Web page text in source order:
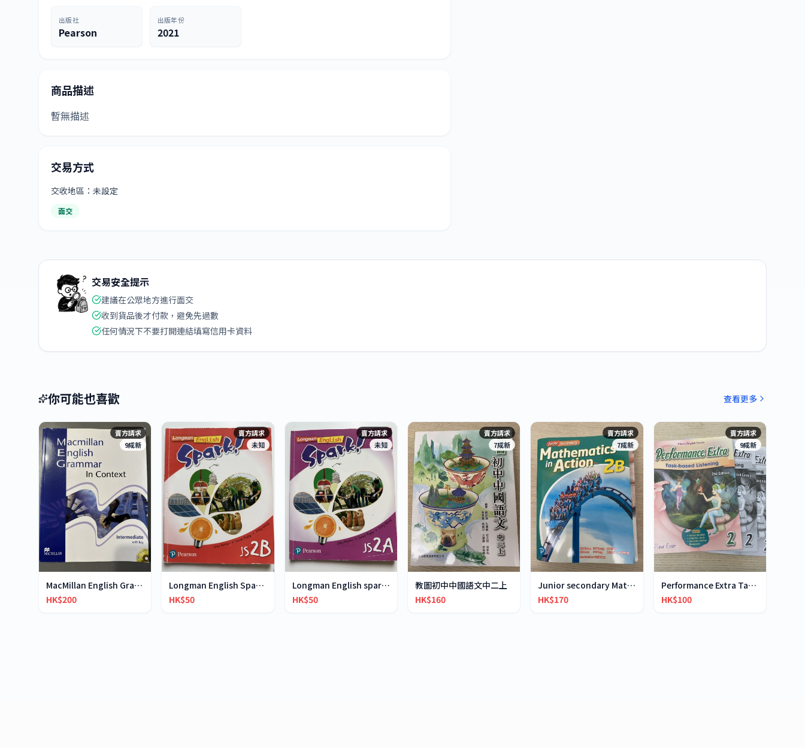
出版社
Pearson
出版年份
2021
商品描述
暫無描述
交易方式
交收地區：未設定
面交
交易安全提示
建議在公眾地方進行面交
收到貨品後才付款，避免先過數
任何情況下不要打開連結填寫信用卡資料
你可能也喜歡 查看更多
賣方請求
9成新
MacMillan English Grammar in Context
HK$200
賣方請求
未知
Longman English Spark JS2B
HK$50
賣方請求
未知
Longman English spark JS2A
HK$50
賣方請求
7成新
教圖初中中國語文中二上
HK$160
賣方請求
7成新
Junior secondary Mathematics in Action 2B
HK$170
賣方請求
9成新
Performance Extra Task-based Listening 2
HK$100